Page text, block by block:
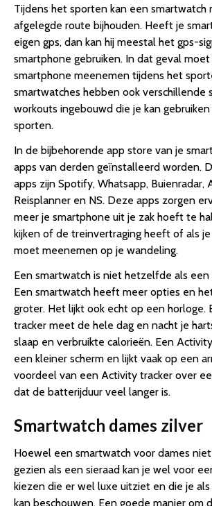
Tijdens het sporten kan een smartwatch
afgelegde route bijhouden. Heeft je
eigen gps, dan kan hij meestal het gps-
smartphone gebruiken. In dat geval
smartphone meenemen tijdens het
smartwatches hebben ook verschillende
workouts ingebouwd die je kan
sporten.
In de bijbehorende app store van je
apps van derden geïnstalleerd worden.
apps zijn Spotify, Whatsapp, Buienradar,
Reisplanner en NS. Deze apps zorgen
meer je smartphone uit je zak hoeft te
kijken of de treinvertraging heeft of als
moet meenemen op je wandeling.
Een smartwatch is niet hetzelfde als
Een smartwatch heeft meer opties en
groter. Het lijkt ook echt op een horloge.
tracker meet de hele dag en nacht je
slaap en verbruikte calorieën. Een
een kleiner scherm en lijkt vaak op een
voordeel van een Activity tracker over
dat de batterijduur veel langer is.
Smartwatch dames zilver
Hoewel een smartwatch voor dames
gezien als een sieraad kan je wel voor
kiezen die er wel luxe uitziet en die je
kan beschouwen. Een goede manier om